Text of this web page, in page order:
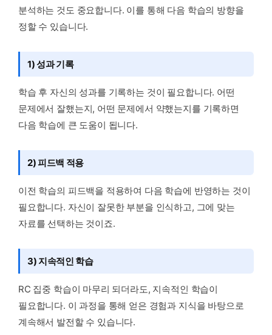
분석하는 것도 중요합니다. 이를 통해 다음 학습의 방향을
정할 수 있습니다.
1) 성과 기록
학습 후 자신의 성과를 기록하는 것이 필요합니다. 어떤
문제에서 잘했는지, 어떤 문제에서 약했는지를 기록하면
다음 학습에 큰 도움이 됩니다.
2) 피드백 적용
이전 학습의 피드백을 적용하여 다음 학습에 반영하는 것이
필요합니다. 자신이 잘못한 부분을 인식하고, 그에 맞는
자료를 선택하는 것이죠.
3) 지속적인 학습
RC 집중 학습이 마무리 되더라도, 지속적인 학습이
필요합니다. 이 과정을 통해 얻은 경험과 지식을 바탕으로
계속해서 발전할 수 있습니다.